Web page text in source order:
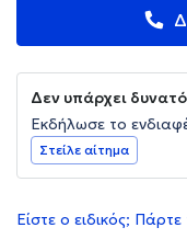
Δεν υπάρχει
Εκδήλωσε το
Στείλε αίτημα
Είστε ο ειδικός;